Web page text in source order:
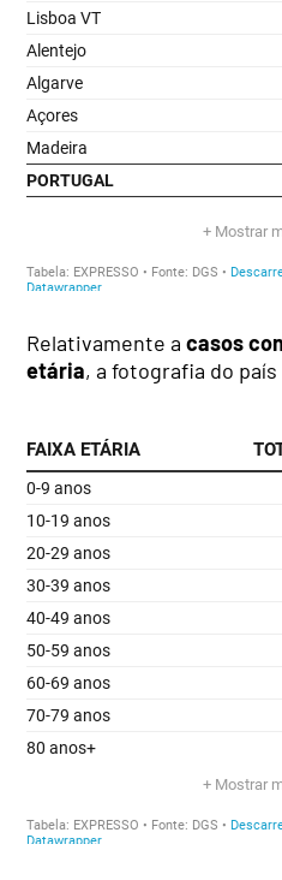
Relativamente acasos
etária, a fotografia do